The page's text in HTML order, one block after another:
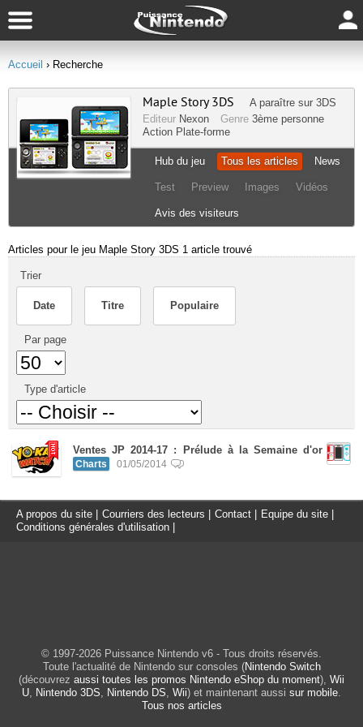
Accueil › Recherche
Maple Story 3DS A paraître sur 3DS
Editeur Nexon Genre 3ème personne
Action Plate-forme
Hub du jeu Tous les articles News
Test Preview Images Vidéos
Avis des visiteurs
Articles pour le jeu Maple Story 3DS 1 article trouvé
Trier
Date Titre Populaire
Par page
Type d'article
Ventes JP 2014-17 : Prélude à la Semaine d'or
Charts 01/05/2014
A propos du site Courriers des lecteurs Contact Equipe du site
Conditions générales d'utilisation
© 1997-2026 Puissance Nintendo v6 - Tous droits réservés.
Toute l'actualité de Nintendo sur consoles (Nintendo Switch
(découvrez aussi toutes les promos Nintendo eShop du moment), Wii
U, Nintendo 3DS, Nintendo DS, Wii) et maintenant aussi sur mobile.
Tous nos articles